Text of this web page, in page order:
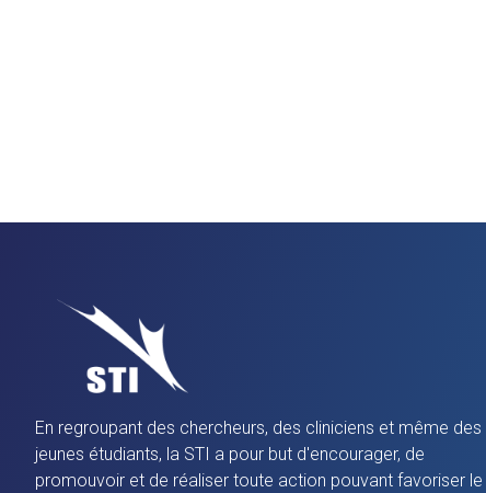
En regroupant des chercheurs, des cliniciens et même des
jeunes étudiants, la STI a pour but d'encourager, de
promouvoir et de réaliser toute action pouvant favoriser le